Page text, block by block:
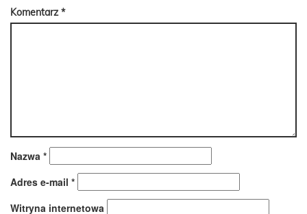
Komentarz*
Nazwa *
Adres e-mail *
Witryna internetowa